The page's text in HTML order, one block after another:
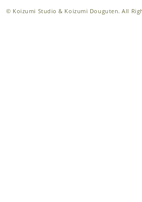
© Koizumi Studio & Koizumi Douguten. All